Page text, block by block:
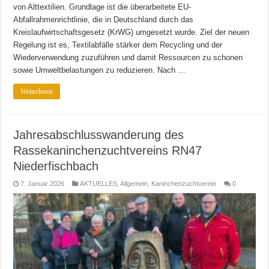
von Alttextilien. Grundlage ist die überarbeitete EU-
Abfallrahmenrichtlinie, die in Deutschland durch das
Kreislaufwirtschaftsgesetz (KrWG) umgesetzt wurde. Ziel der neuen
Regelung ist es, Textilabfälle stärker dem Recycling und der
Wiederverwendung zuzuführen und damit Ressourcen zu schonen
sowie Umweltbelastungen zu reduzieren. Nach …
Weiterlesen
Jahresabschlusswanderung des
Rassekaninchenzuchtvereins RN47
Niederfischbach
7. Januar 2026 AKTUELLES ,Allgemein Kaninchenzuchtverein 0